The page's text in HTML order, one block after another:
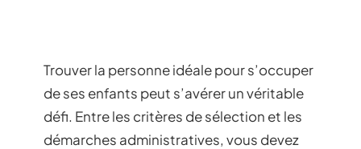
Trouver la personne idéale pour s’occuper
de ses enfants peut s’avérer un véritable
défi. Entre les critères de sélection et les
démarches administratives, vous devez